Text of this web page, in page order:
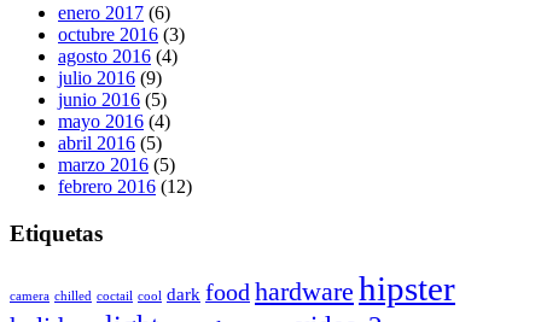
enero 2017 (6)
octubre 2016 (3)
agosto 2016 (4)
julio 2016 (9)
junio 2016 (5)
mayo 2016 (4)
abril 2016 (5)
marzo 2016 (5)
febrero 2016 (12)
Etiquetas
camera chilled coctail cool dark foodhardware hipster